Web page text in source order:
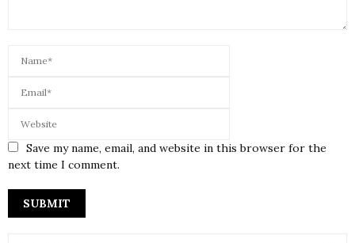
Save my name, email, and website in this browser for the
next time I comment.